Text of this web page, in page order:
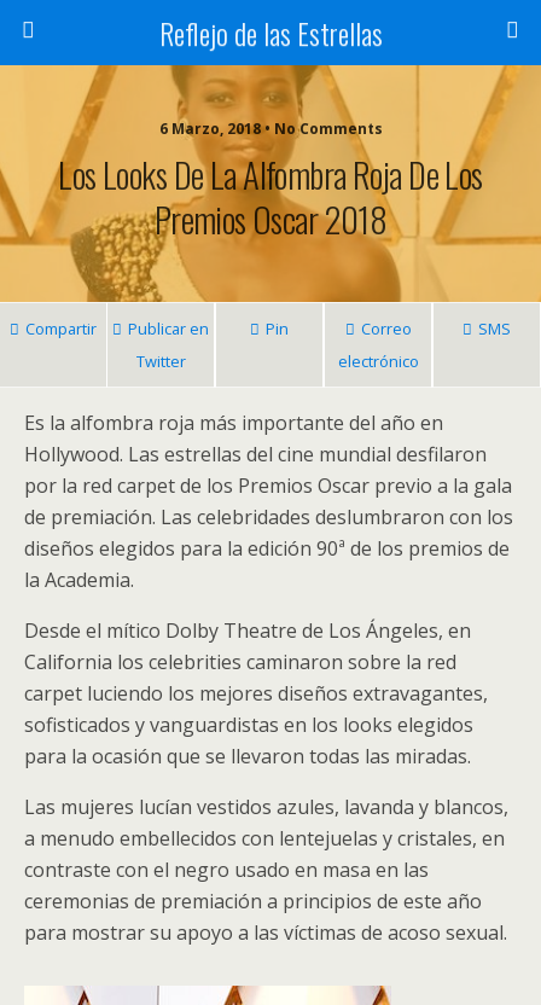
Reflejo de las Estrellas
6 Marzo, 2018 • No Comments
Los Looks De La Alfombra Roja De Los
Premios Oscar 2018
Compartir
Publicar en
Twitter
Pin
Correo
electrónico
SMS
Es la alfombra roja más importante del año en
Hollywood. Las estrellas del cine mundial desfilaron
por la red carpet de los Premios Oscar previo a la gala
de premiación. Las celebridades deslumbraron con los
diseños elegidos para la edición 90ª de los premios de
la Academia.
Desde el mítico Dolby Theatre de Los Ángeles, en
California los celebrities caminaron sobre la red
carpet luciendo los mejores diseños extravagantes,
sofisticados y vanguardistas en los looks elegidos
para la ocasión que se llevaron todas las miradas.
Las mujeres lucían vestidos azules, lavanda y blancos,
a menudo embellecidos con lentejuelas y cristales, en
contraste con el negro usado en masa en las
ceremonias de premiación a principios de este año
para mostrar su apoyo a las víctimas de acoso sexual.